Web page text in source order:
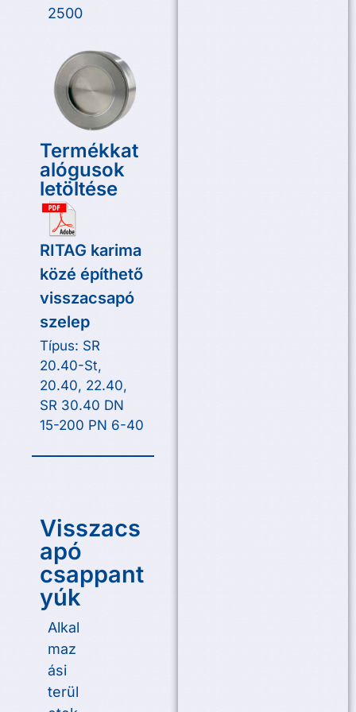
2500
Termékkat
alógusok
letöltése
RITAG karima
közé építhető
visszacsapó
szelep
Típus: SR
20.40-St,
20.40, 22.40,
SR 30.40 DN
15-200 PN 6-40
Visszacs
apó
csappant
yúk
Alkal
maz
ási
terül